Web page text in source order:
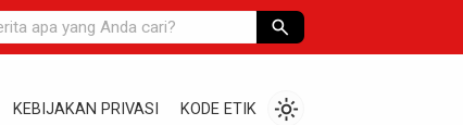
search
KEBIJAKAN PRIVASI KODE ETIK light_mode